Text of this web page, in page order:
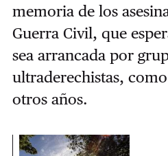
memoria de los
Guerra Civil, que
sea arrancada por
ultraderechistas,
otros años.